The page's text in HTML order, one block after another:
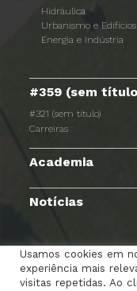
Hidráulica
Urbanismo e Edifícios
Energia e Indústria
#359 (sem
#321 (sem título)
Carreiras
Academia
Notícias
TERMOS E
Usamos cookies em
experiência mais
visitas repetidas. Ao